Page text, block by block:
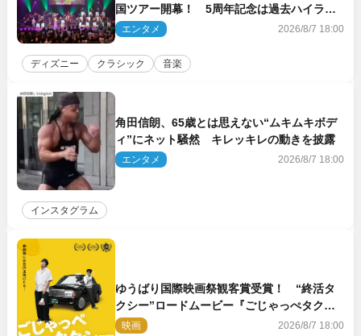
国ツアー開幕！ 5周年記念は過去ハイライ
ト＆クルーズ旅を大満喫！【潜入レポート】
エンタメ 2026/8/7 18:00
ディズニー クラシック 音楽
角田信朗、65歳とは思えない“ムキムキボデ
ィ”にネット騒然 キレッキレの動きを披露
エンタメ 2026/8/7 18:00
インスタグラム
ゆうばり国際映画祭観客賞受賞！ “終活タ
クシー”ロードムービー『ごじゃっぺタクシ
ー』10月公開＆予告解禁
映画 2026/8/7 18:00